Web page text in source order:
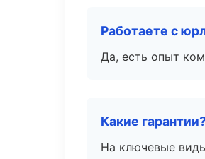
Работаете с
Да, есть опыт
Какие гарантии?
На ключевые